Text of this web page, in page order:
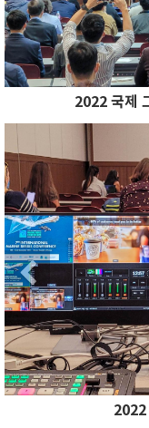
2022 국제
Previous
Previous
2022